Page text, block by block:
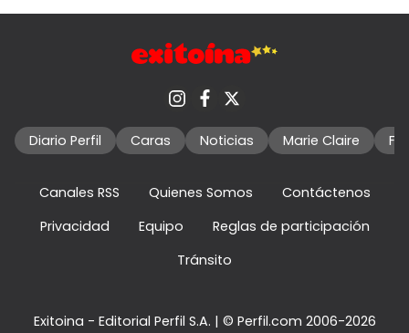
Diario Perfil Caras Noticias Marie Claire
Canales RSS Quienes Somos
Contáctenos
Privacidad
Equipo
Reglas de participación
Tránsito
Exitoina - Editorial Perfil S.A. | © Perfil.com 2006-2026